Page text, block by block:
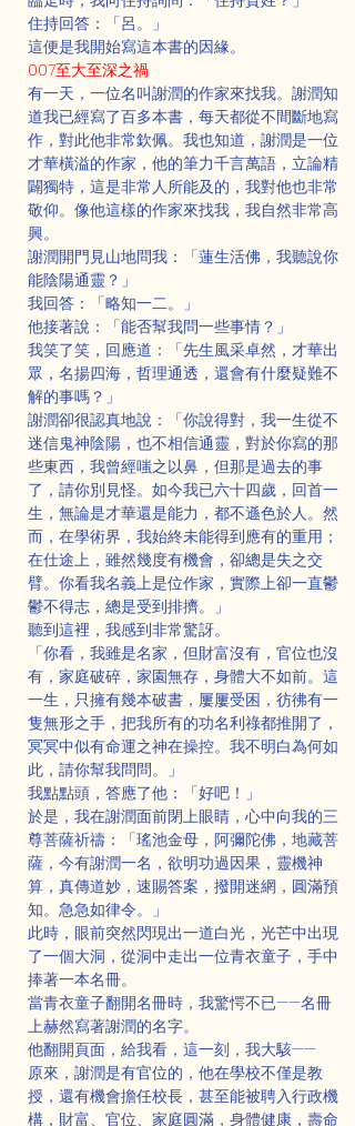
住持回答：「呂。」
這便是我開始寫這本書的因緣。
007至大至深之禍
有一天，一位名叫謝潤的作家來找我。謝潤知
道我已經寫了百多本書，每天都從不間斷地寫
作，對此他非常欽佩。我也知道，謝潤是一位
才華橫溢的作家，他的筆力千言萬語，立論精
闢獨特，這是非常人所能及的，我對他也非常
敬仰。像他這樣的作家來找我，我自然非常高
興。
謝潤開門見山地問我：「蓮生活佛，我聽說你
能陰陽通靈？」
我回答：「略知一二。」
他接著說：「能否幫我問一些事情？」
我笑了笑，回應道：「先生風采卓然，才華出
眾，名揚四海，哲理通透，還會有什麼疑難不
解的事嗎？」
謝潤卻很認真地說：「你說得對，我一生從不
迷信鬼神陰陽，也不相信通靈，對於你寫的那
些東西，我曾經嗤之以鼻，但那是過去的事
了，請你別見怪。如今我已六十四歲，回首一
生，無論是才華還是能力，都不遜色於人。然
而，在學術界，我始終未能得到應有的重用；
在仕途上，雖然幾度有機會，卻總是失之交
臂。你看我名義上是位作家，實際上卻一直鬱
鬱不得志，總是受到排擠。」
聽到這裡，我感到非常驚訝。
「你看，我雖是名家，但財富沒有，官位也沒
有，家庭破碎，家園無存，身體大不如前。這
一生，只擁有幾本破書，屢屢受困，彷彿有一
隻無形之手，把我所有的功名利祿都推開了，
冥冥中似有命運之神在操控。我不明白為何如
此，請你幫我問問。」
我點點頭，答應了他：「好吧！」
於是，我在謝潤面前閉上眼睛，心中向我的三
尊菩薩祈禱：「瑤池金母，阿彌陀佛，地藏菩
薩，今有謝潤一名，欲明功過因果，靈機神
算，真傳道妙，速賜答案，撥開迷網，圓滿預
知。急急如律令。」
此時，眼前突然閃現出一道白光，光芒中出現
了一個大洞，從洞中走出一位青衣童子，手中
捧著一本名冊。
當青衣童子翻開名冊時，我驚愕不已——名冊
上赫然寫著謝潤的名字。
他翻開頁面，給我看，這一刻，我大駭——
原來，謝潤是有官位的，他在學校不僅是教
授，還有機會擔任校長，甚至能被聘入行政機
構，財富、官位、家庭圓滿，身體健康，壽命